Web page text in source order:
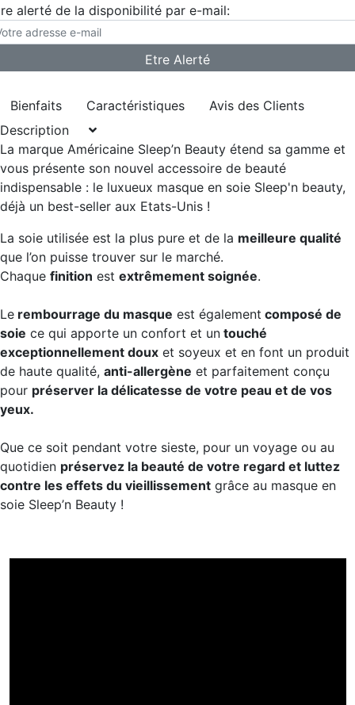
alerté de la disponibilité par e-mail:
Bienfaits Caractéristiques
Avis des Clients
Description
La marque Américaine Sleep’n Beauty étend sa gamme et
vous présente son nouvel accessoire de beauté
indispensable : le luxueux masque en soie Sleep'n beauty,
déjà un best-seller aux Etats-Unis !
La soie utilisée est la plus pure et de la meilleure qualité
que l’on puisse trouver sur le marché.
Chaque finition est extrêmement soignée.
Le rembourrage du masque est également composé de
soie ce qui apporte un confort et un touché
exceptionnellement doux et soyeux et en font un produit
de haute qualité, anti-allergène et parfaitement conçu
pour préserver la délicatesse de votre peau et de vos
yeux.
Que ce soit pendant votre sieste, pour un voyage ou au
quotidien préservez la beauté de votre regard et luttez
contre les effets du vieillissement grâce au masque en
soie Sleep’n Beauty !